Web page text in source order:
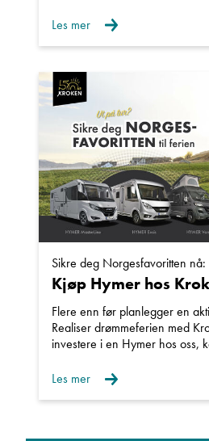
Les mer
Sikre deg Norgesfavoritten nå:
Kjøp Hymer hos
Flere enn før planlegger en
Realiser drømmeferien med
investere i en Hymer hos oss,
Les mer